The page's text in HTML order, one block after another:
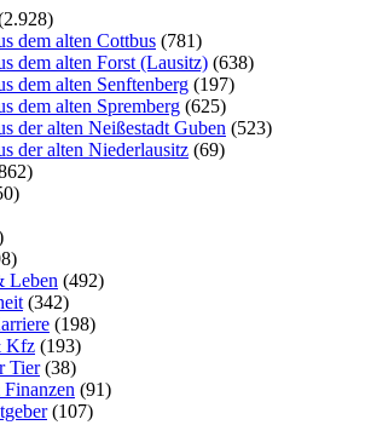
dem alten Cottbus (781)
dem alten Forst (Lausitz) (638)
dem alten Senftenberg (197)
dem alten Spremberg (625)
der alten Neißestadt Guben (523)
der alten Niederlausitz (69)
Leben (492)
(342)
(198)
Kfz (193)
Tier(38)
(91)
(107)